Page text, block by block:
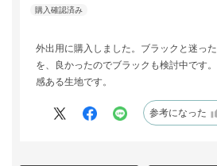
外出用に購入しました。ブラックと迷っ
を、良かったのでブラックも検討中です
感ある生地です。
参考になった